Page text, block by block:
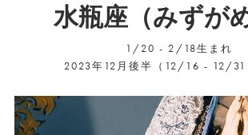
水瓶座（みずが
1/20 - 2/18生まれ
2023年12月後半（12/16 - 12/31